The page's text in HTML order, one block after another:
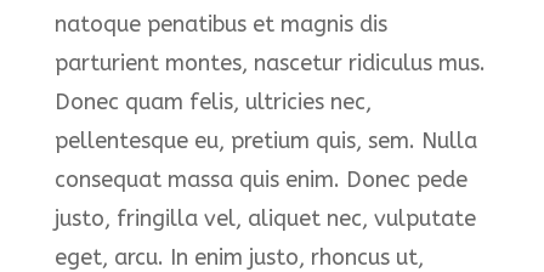
natoque penatibus et magnis dis
parturient montes, nascetur ridiculus mus.
Donec quam felis, ultricies nec,
pellentesque eu, pretium quis, sem. Nulla
consequat massa quis enim. Donec pede
justo, fringilla vel, aliquet nec, vulputate
eget, arcu. In enim justo, rhoncus ut,